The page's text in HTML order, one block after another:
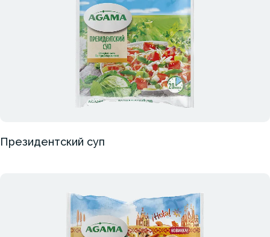
Президентский суп